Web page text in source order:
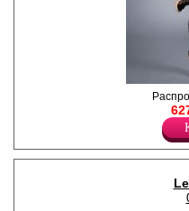
Лайкра
Нейлон